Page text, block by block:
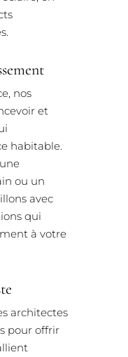
nos
et
habitable.
ou un
avec
qui
à votre
architectes
pour offrir